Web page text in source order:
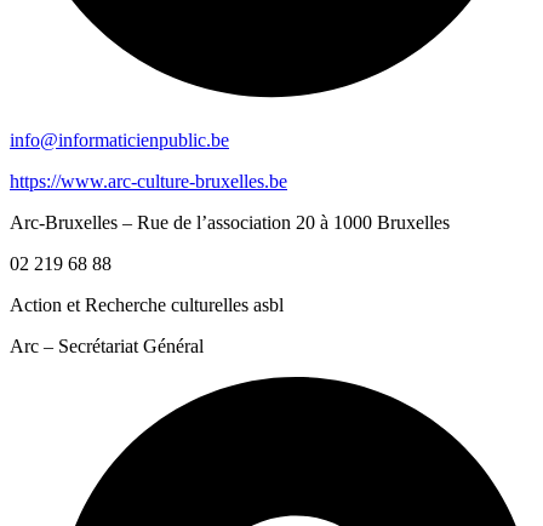
info@informaticienpublic.be
https://www.arc-culture-bruxelles.be
Arc-Bruxelles – Rue de l’association 20 à 1000 Bruxelles
02 219 68 88
Action et Recherche culturelles asbl
Arc – Secrétariat Général